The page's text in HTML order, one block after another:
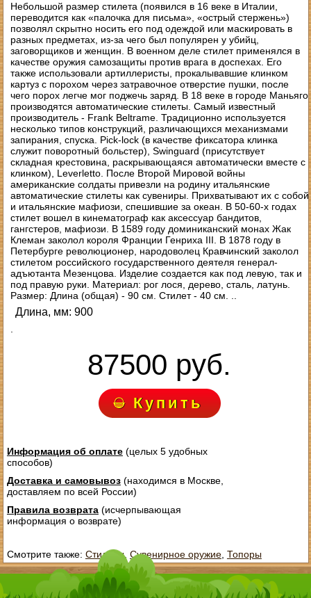
Небольшой размер стилета (появился в 16 веке в Италии,
переводится как «палочка для письма», «острый стержень»)
позволял скрытно носить его под одеждой или маскировать в
разных предметах, из-за чего был популярен у убийц,
заговорщиков и женщин. В военном деле стилет применялся в
качестве оружия самозащиты против врага в доспехах. Его
также использовали артиллеристы, прокалывавшие клинком
картуз с порохом через затравочное отверстие пушки, после
чего порох легче мог поджечь заряд. В 18 веке в городе Маньяго
производятся автоматические стилеты. Самый известный
производитель - Frank Beltrame. Традиционно используется
несколько типов конструкций, различающихся механизмами
запирания, спуска. Pick-lock (в качестве фиксатора клинка
служит поворотный больстер), Swinguard (присутствует
складная крестовина, раскрывающаяся автоматически вместе с
клинком), Leverletto. После Второй Мировой войны
американские солдаты привезли на родину итальянские
автоматические стилеты как сувениры. Прихватывают их с собой
и итальянские мафиози, спешившие за океан. В 50-60-х годах
стилет вошел в кинематограф как аксессуар бандитов,
гангстеров, мафиози. В 1589 году доминиканский монах Жак
Клеман заколол короля Франции Генриха III. В 1878 году в
Петербурге революционер, народоволец Кравчинский заколол
стилетом российского государственного деятеля генерал-
адъютанта Мезенцова. Изделие создается как под левую, так и
под правую руки. Материал: рог лося, дерево, сталь, латунь.
Размер: Длина (общая) - 90 см. Стилет - 40 см. ..
Длина, мм: 900
87500 руб.
Купить
Информация об оплате(целых 5 удобных
способов)
Доставка и самовывоз(находимся в Москве,
доставляем по всей России)
Правила возврата(исчерпывающая
информация о возврате)
Смотрите также: Стилеты, Сувенирное оружие, Топоры